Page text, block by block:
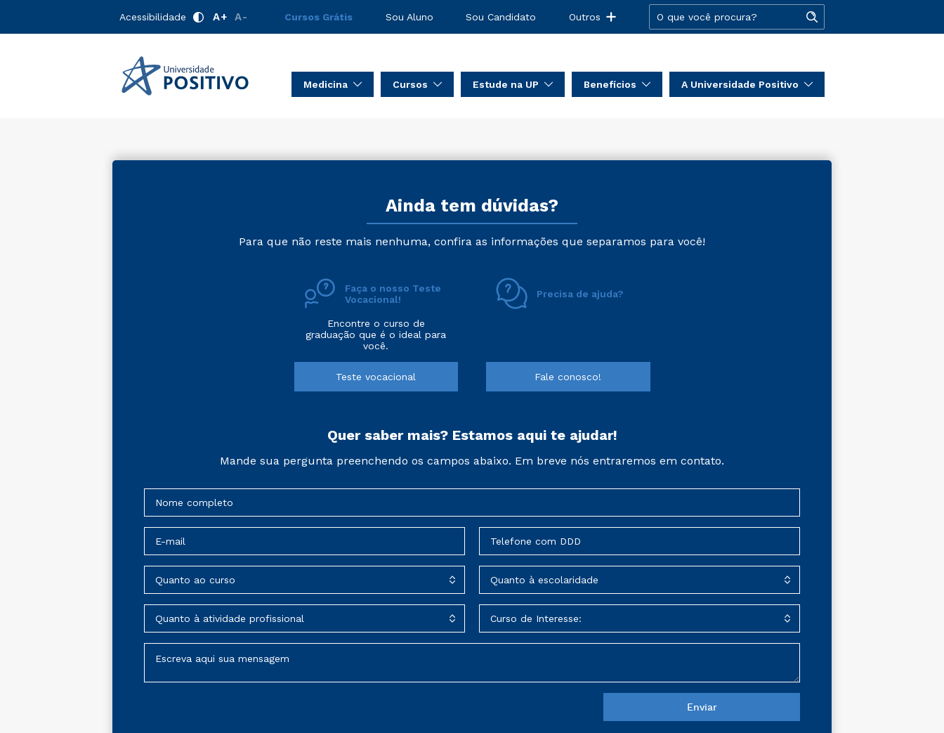
Acessibilidade A+ A- Cursos Grátis Sou Aluno Sou Candidato Outros
Medicina Cursos Estude na UP Benefícios A Universidade Positivo
Ainda tem dúvidas?
Para que não reste mais nenhuma, confira as informações que separamos para você!
Faça o nosso Teste
Vocacional!
Encontre o curso de
graduação que é o ideal para
você.
Teste vocacional
Precisa de ajuda?
Fale conosco!
Quer saber mais? Estamos aqui te ajudar!
Mande sua pergunta preenchendo os campos abaixo. Em breve nós entraremos em contato.